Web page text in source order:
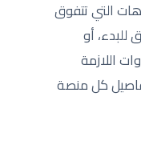
التي تتفوق
أو
اللازمة
كل منصة